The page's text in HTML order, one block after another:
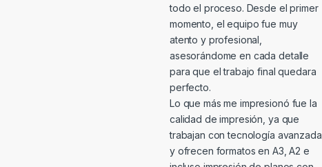
todo el proceso. Desde el primer
momento, el equipo fue muy
atento y profesional,
asesorándome en cada detalle
para que el trabajo final quedara
perfecto.
Lo que más me impresionó fue la
calidad de impresión, ya que
trabajan con tecnología avanzada
y ofrecen formatos en A3, A2 e